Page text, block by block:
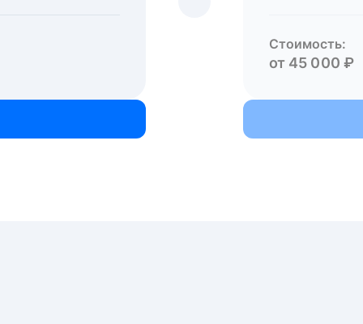
Стоимость:
от 45 000 ₽